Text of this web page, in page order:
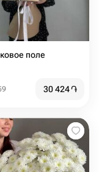
поле
30 424֏